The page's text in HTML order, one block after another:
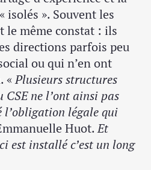
isolés ». Souvent les
le même constat : ils
directions parfois peu
ou qui n’en ont
«Plusieurs structures
ne l’ont ainsi pas
l’obligation légale qui
Huot.Et
est installé c’est un long